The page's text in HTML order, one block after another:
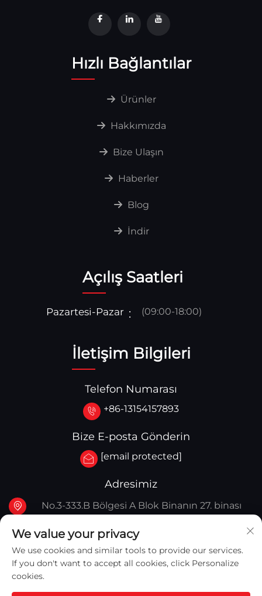
Hızlı Bağlantılar
Ürünler
Hakkımızda
Bize Ulaşın
Haberler
Blog
İndir
Açılış Saatleri
Pazartesi-Pazar (09:00-18:00)
İletişim Bilgileri
Telefon Numarası
+86-13154157893
Bize E-posta Gönderin
[email protected]
Adresimiz
No.3-333.B Bölgesi A Blok Binanın 27. binası
Yingkou, Çin
We value your privacy
We use cookies and similar tools to provide our services.
If you don't want to accept all cookies, click Personalize
cookies.